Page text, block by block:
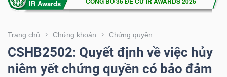
Trang chủ Chứng khoán Chứng quyền
CSHB2502: Quyết định về việc hủy
niêm yết chứng quyền có bảo đảm
VIETSTOCK
CHỨNG